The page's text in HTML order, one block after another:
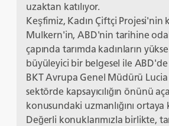
uzaktan katılıyor.
Keşfimiz, Kadın Çiftçi Projesi'nin
Mulkern'in, ABD'nin tarihine
çapında tarımda kadınların
büyüleyici bir belgesel ile
BKT Avrupa Genel Müdürü Lucia
sektörde kapsayıcılığın önünü
konusundaki uzmanlığını ortaya
Değerli konuklarımızla birlikte,